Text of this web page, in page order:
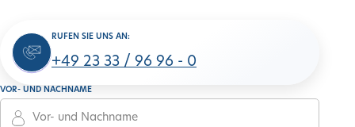
RUFEN SIE UNS AN:
+49 23 33 / 96 96 - 0
VOR- UND NACHNAME